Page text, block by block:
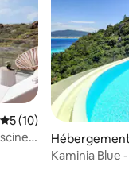
Évaluation moyenne
5 (10)
Kaminia Blue